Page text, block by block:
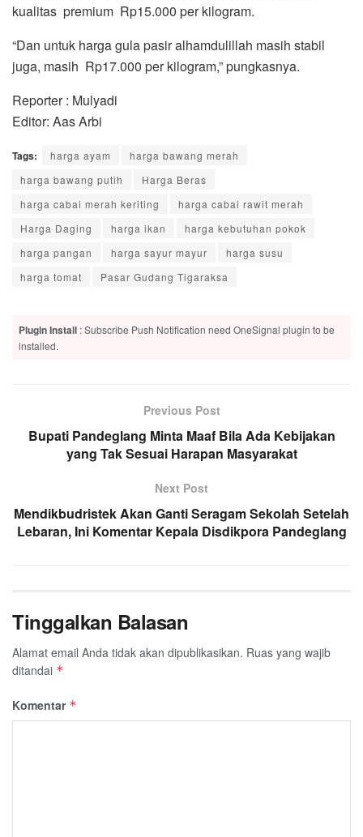
kualitas premium Rp15.000 per kilogram.
“Dan untuk harga gula pasir alhamdulillah masih stabil
juga, masih Rp17.000 per kilogram,” pungkasnya.
Reporter : Mulyadi
Editor: Aas Arbi
Tags: harga ayam
harga bawang merah
harga bawang putih
Harga Beras
harga cabai merah keriting
harga cabai rawit merah
Harga Daging
harga ikan
harga kebutuhan pokok
harga pangan
harga sayur mayur
harga susu
harga tomat
Pasar Gudang Tigaraksa
Plugin Install : Subscribe Push Notification need OneSignal plugin to be
installed.
Previous Post
Bupati Pandeglang Minta Maaf Bila Ada Kebijakan
yang Tak Sesuai Harapan Masyarakat
Next Post
Mendikbudristek Akan Ganti Seragam Sekolah Setelah
Lebaran, Ini Komentar Kepala Disdikpora Pandeglang
Tinggalkan Balasan
Alamat email Anda tidak akan dipublikasikan. Ruas yang wajib
ditandai *
Komentar *